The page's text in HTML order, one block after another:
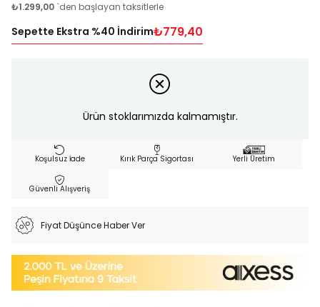
₺1.299,00 `den başlayan taksitlerle
Sepette Ekstra %40 İndirim₺779,40
Ürün stoklarımızda kalmamıştır.
Koşulsuz İade Kırık Parça Sigortası Yerli Üretim
Güvenli Alışveriş
Fiyat Düşünce Haber Ver